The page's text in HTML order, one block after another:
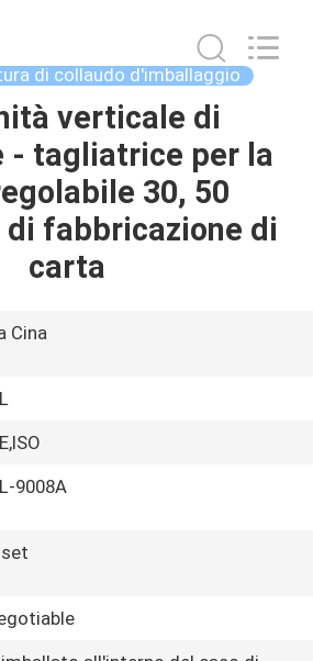
di collaudo d'imballaggio
verticale di
- tagliatrice per la
30, 50
fabbricazione di
carta
Cina
9008A